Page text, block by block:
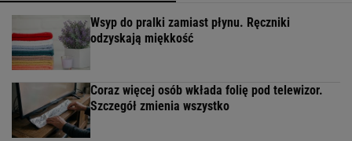
Wsyp do pralki zamiast płynu. Ręczniki
odzyskają miękkość
Coraz więcej osób wkłada folię pod telewizor.
Szczegół zmienia wszystko